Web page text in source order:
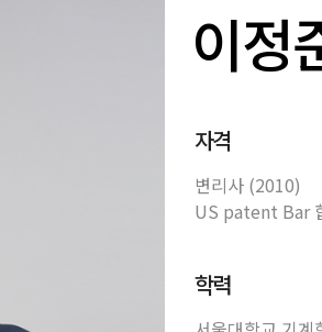
이정
자격
변리사 (2010)
US patent Bar
학력